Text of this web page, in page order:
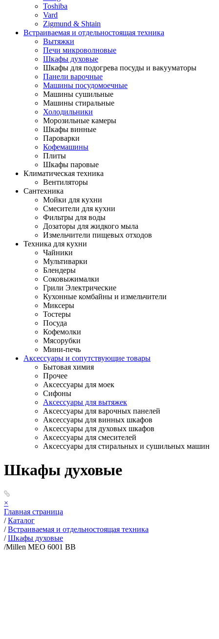
Toshiba
Vard
Zigmund & Shtain
Встраиваемая и отдельностоящая техника
Вытяжки
Печи микроволновые
Шкафы духовые
Шкафы для подогрева посуды и вакууматоры
Панели варочные
Машины посудомоечные
Машины сушильные
Машины стиральные
Холодильники
Морозильные камеры
Шкафы винные
Пароварки
Кофемашины
Плиты
Шкафы паровые
Климатическая техника
Вентиляторы
Сантехника
Мойки для кухни
Смесители для кухни
Фильтры для воды
Дозаторы для жидкого мыла
Измельчители пищевых отходов
Техника для кухни
Чайники
Мультиварки
Блендеры
Соковыжималки
Грили Электрические
Кухонные комбайны и измельчители
Миксеры
Тостеры
Посуда
Кофемолки
Мясорубки
Мини-печь
Аксессуары и сопутствующие товары
Бытовая химия
Прочее
Аксессуары для моек
Сифоны
Аксессуары для вытяжек
Аксессуары для варочных панелей
Аксессуары для винных шкафов
Аксессуары для духовых шкафов
Аксессуары для смесителей
Аксессуары для стиральных и сушильных машин
Шкафы духовые
×
Главная страница
/ Каталог
/ Встраиваемая и отдельностоящая техника
/ Шкафы духовые
/Millen MEO 6001 ВВ